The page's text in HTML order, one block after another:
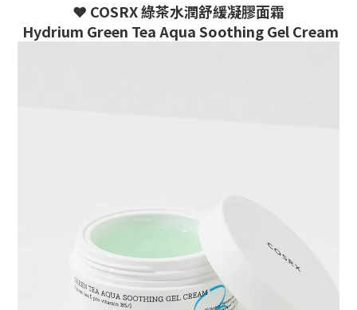
❤️ COSRX 綠茶水潤舒緩凝膠面霜
Hydrium Green Tea Aqua Soothing Gel Cream